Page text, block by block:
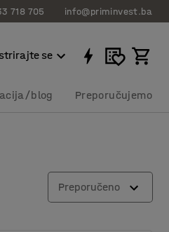
718 705 info@priminvest.ba
se
blog Preporučujemo
Preporučeno